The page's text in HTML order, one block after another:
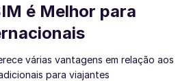
é Melhor para
várias vantagens em relação aos
para viajantes